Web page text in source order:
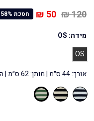
120 ₪
50 ₪ חסכת 58%
מידה: OS
OS
אורך: 44 ס״מ | מותן: 62 ס״מ | היקף חזה: 80 ס״מ